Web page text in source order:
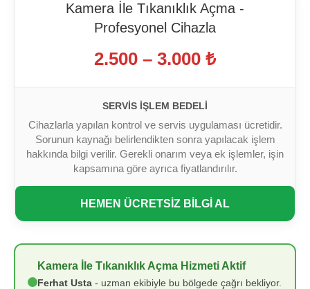
Kamera İle Tıkanıklık Açma -
Profesyonel Cihazla
2.500 – 3.000 ₺
SERVIS İŞLEM BEDELI
Cihazlarla yapılan kontrol ve servis uygulaması ücretidir.
Sorunun kaynağı belirlendikten sonra yapılacak işlem
hakkında bilgi verilir. Gerekli onarım veya ek işlemler, işin
kapsamına göre ayrıca fiyatlandırılır.
HEMEN ÜCRETSİZ BİLGİ AL
Kamera İle Tıkanıklık Açma Hizmeti Aktif
Ferhat Usta - uzman ekibiyle bu bölgede çağrı bekliyor.